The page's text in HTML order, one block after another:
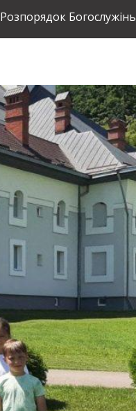
Розпорядок Богослужінь